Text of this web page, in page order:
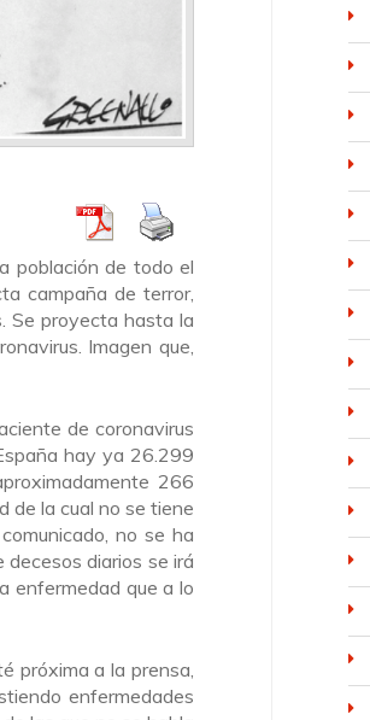
población de todo el
campaña de terror,
Se proyecta hasta la
Imagen que,
de coronavirus
hay ya 26.299
266
de la cual no se tiene
no se ha
diarios se irá
enfermedad que a lo
próxima a la prensa,
enfermedades